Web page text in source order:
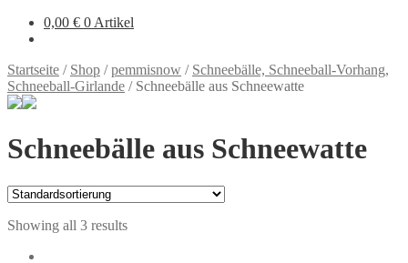
0,00 € 0 Artikel
Startseite / Shop /pemmisnow / Schneebälle, Schneeball-Vorhang,
Schneeball-Girlande / Schneebälle aus Schneewatte
Schneebälle aus Schneewatte
Showing all 3 results